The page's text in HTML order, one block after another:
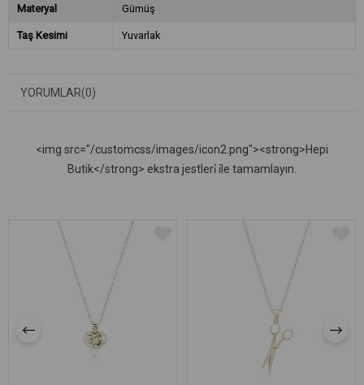
Materyal Gümüş
Taş Kesimi Yuvarlak
YORUMLAR(0)
<img src="/customcss/images/icon2.png"><strong>Hepi
Butik</strong> ekstra jestleri̇ i̇le tamamlayın.